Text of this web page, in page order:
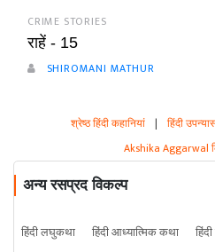
CRIME STORIES
राहें - 15
SHIROMANI MATHUR
श्रेष्ठ हिंदी कहानियां | हिंदी
Akshika Aggarwal
अन्य रसप्रद विकल्प
हिंदी लघुकथा हिंदी आध्यात्मिक कथा